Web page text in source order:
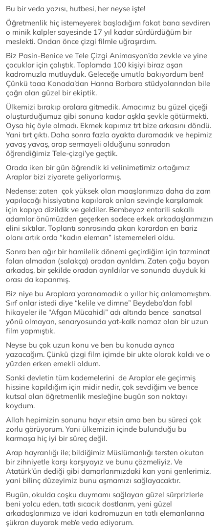
Bu bir veda yazısı, hutbesi, her neyse işte!
Öğretmenlik hiç istemeyerek başladığım fakat bana sevdiren
o minik kalpler sayesinde 17 yıl kadar sürdürdüğüm bir
meslekti. Ondan önce çizgi filmle uğraşırdım.
Biz Pasin-Benice ve Tele Çizgi Animasyon’da zevkle ve yine
çocuklar için çalıştık. Toplamda 100 kişiyi biraz aşan
kadromuzla mutluyduk. Geleceğe umutla bakıyordum ben!
Çünkü taaa Kanada’dan Hanna Barbara stüdyolarından bile
çağrı alan güzel bir ekiptik.
Ülkemizi bırakıp oralara gitmedik. Amacımız bu güzel çiçeği
oluşturduğumuz gibi sonuna kadar aşkla şevkle götürmekti.
Oysa hiç öyle olmadı. Ekmek kapımız trt bize arkasını döndü.
Yani tırt çıktı. Daha sonra fazla ayakta duramadık ve hepimiz
yavaş yavaş, arap sermayeli olduğunu sonradan
öğrendiğimiz Tele-çizgi’ye geçtik.
Orada iken bir gün öğrendik ki velinimetimiz ortağımız
Araplar bizi ziyarete geliyorlarmış.
Nedense; zaten çok yüksek olan maaşlarımıza daha da zam
yapılacağı hissiyatına kapılarak onları sevinçle karşılamak
için kapıya dizildik ve geldiler. Bembeyaz entarili sakallı
adamlar önümüzden geçerken sadece erkek arkadaşlarımızın
elini sıktılar. Toplantı sonrasında çıkan karardan en bariz
olanı artık orda “kadın eleman” istememeleri oldu.
Sonra ben ağır bir hamilelik dönemi geçirdiğim için tazminat
falan almadan (salakça) oradan ayrıldım. Zaten çoğu bayan
arkadaş, bir şekilde oradan ayrıldılar ve sonunda duyduk ki
orası da kapanmış.
Biz niye bu Araplara yaranamadık o yıllar hiç anlamamıştım.
Sırf onlar istedi diye “kelile ve dimne” Beydeba’dan fabl
hikayeler ile “Afgan Mücahidi” adı altında bence sanatsal
yönü olmayan, senaryosunda yat-kalk namaz olan bir uzun
film yapmıştık.
Neyse bu çok uzun konu ve ben bu konuda ayrıca
yazacağım. Çünkü çizgi film içimde bir ukte olarak kaldı ve o
yüzden erken emekli oldum.
Sanki devletin tüm kademelerini de Araplar ele geçirmiş
hissine kapıldığım için midir nedir, çok sevdiğim ve bence
kutsal olan öğretmenlik mesleğine bugün son noktayı
koydum.
Allah hepimizin sonunu hayır etsin ama ben bu süreci çok
zorlu görüyorum. Yani ülkemizin içinde bulunduğu bu
karmaşa hiç iyi bir süreç değil.
Arap hayranlığı ile; bildiğimiz Müslümanlığı tersten okutan
bir zihniyetle karşı karşıyayız ve bunu çözmeliyiz. Ve
Atatürk’ün dediği gibi damarlarımızdaki kan yani genlerimiz,
yani bilinç düzeyimiz bunu aşmamızı sağlayacaktır.
Bugün, okulda coşku duymamı sağlayan güzel sürprizlerle
beni yolcu eden, tatlı sıcacık dostlarım, yeni güzel
arkadaşlarımıza ve idari kadromuzun en tatlı elemanlarına
şükran duyarak meb’e veda ediyorum.